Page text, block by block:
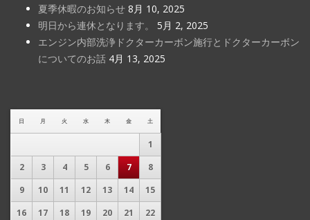
夏季休暇のお知らせ 8月 10, 2025
明日から連休となります。
5月 2, 2025
エンジン内部洗浄ドクターカーボン施行とドクターカーボン
についてのお話 4月 13, 2025
日 月 火 水 木 金 土
1
2
3 4 5 6 7
8
9
10 11 12 13 14
15
16
17 18 19 20 21
22